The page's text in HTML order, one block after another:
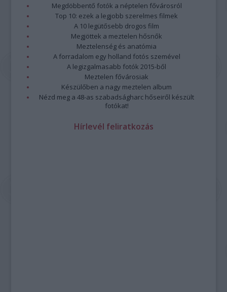
Megdöbbentő fotók a néptelen fővárosról
Top 10: ezek a legjobb szerelmes filmek
A 10 legütősebb drogos film
Megjöttek a meztelen hősnők
Meztelenség és anatómia
A forradalom egy holland fotós szemével
A legizgalmasabb fotók 2015-ből
Meztelen fővárosiak
Készülőben a nagy meztelen album
Nézd meg a 48-as szabadságharc hőseiről készült
fotókat!
Hírlevél feliratkozás